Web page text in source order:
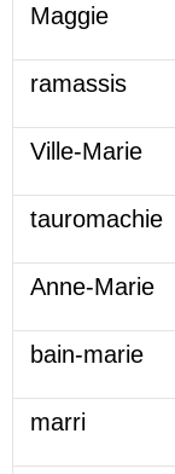
Maggie
ramassis
Ville-Marie
tauromachie
Anne-Marie
bain-marie
marri